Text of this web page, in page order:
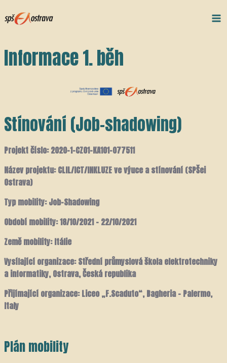
na
Informace 1. běh
Stínování (Job-shadowing)
Projekt číslo: 2020-1-CZ01-KA101-077511
Název projektu: CLIL/ICT/INKLUZE ve výuce a stínování (SPŠei
Ostrava)
Typ mobility: Job-Shadowing
Období mobility: 18/10/2021 – 22/10/2021
Země mobility: Itálie
Vysílající organizace: Střední průmyslová škola elektrotechniky
a informatiky, Ostrava, Česká republika
Přijímající organizace: Liceo „F.Scaduto“, Bagheria – Palermo,
Italy
Plán mobility
navigation